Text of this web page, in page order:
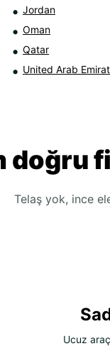
Jordan
Oman
Qatar
United Arab
doğru
Telaş yok, ince
Ucuz